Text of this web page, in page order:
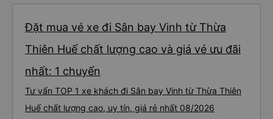
Đặt mua vé xe đi Sân bay Vinh từ Thừa
Thiên Huế chất lượng cao và giá vé ưu đãi
nhất: 1 chuyến
Tư vấn TOP 1 xe khách đi Sân bay Vinh từ Thừa Thiên
Huế chất lượng cao, uy tín, giá rẻ nhất 08/2026